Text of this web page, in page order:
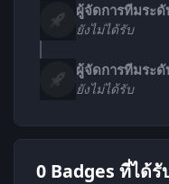
ผู้จัดการทีมระ
ยังไม่ได้รับ
ผู้จัดการทีมระ
ยังไม่ได้รับ
0 Badges ที่ได้รั